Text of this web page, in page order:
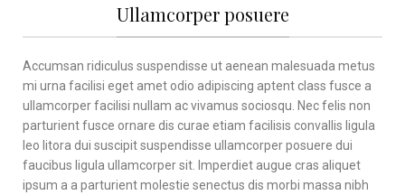
Ullamcorper posuere
Accumsan ridiculus suspendisse ut aenean malesuada metus
mi urna facilisi eget amet odio adipiscing aptent class fusce a
ullamcorper facilisi nullam ac vivamus sociosqu. Nec felis non
parturient fusce ornare dis curae etiam facilisis convallis ligula
leo litora dui suscipit suspendisse ullamcorper posuere dui
faucibus ligula ullamcorper sit. Imperdiet augue cras aliquet
ipsum a a parturient molestie senectus dis morbi massa nibh